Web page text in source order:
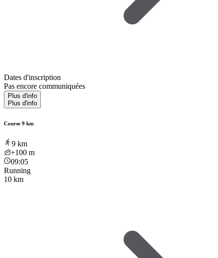
Dates d'inscription
Pas encore communiquées
Plus d'info
Plus d'info
Course 9 km
9 km
+100 m
09:05
Running
10 km